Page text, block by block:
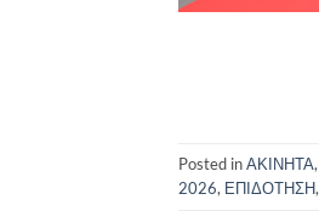
Posted inΑΚΙΝΗΤΑ,
2026, ΕΠΙΔΟΤΗΣΗ,